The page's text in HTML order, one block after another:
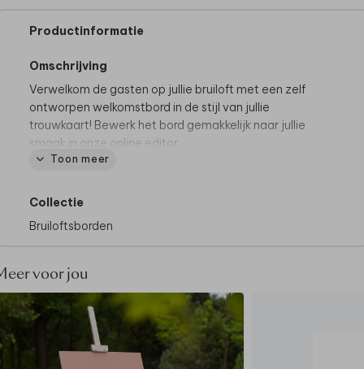
Productinformatie
Omschrijving
Verwelkom de gasten op jullie bruiloft met een zelf
ontworpen welkomstbord in de stijl van jullie
trouwkaart! Bewerk het bord gemakkelijk naar jullie
smaak in onze online editor.
Materialen:
Formaten:
Dikte Re-board:
Let op:
De hele collectie bekijken? Je vindt
alle
bruiloftsbordenhier.
Toon meer
Collectie
Bruiloftsborden
voor jou